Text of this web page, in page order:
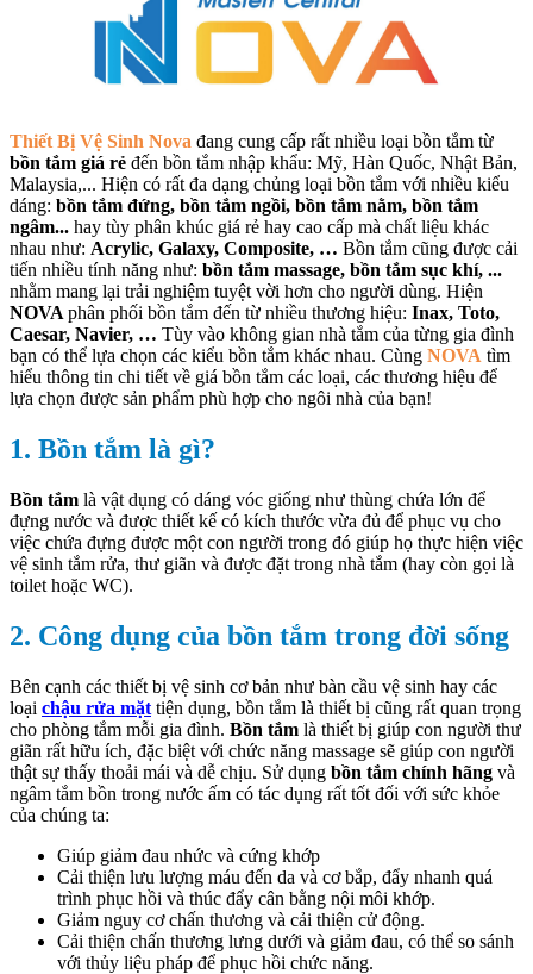
Thiết Bị Vệ Sinh Nova đang cung cấp rất nhiều loại bồn tắm từ
bồn tắm giá rẻ đến bồn tắm nhập khẩu: Mỹ, Hàn Quốc, Nhật Bản,
Malaysia,... Hiện có rất đa dạng chủng loại bồn tắm với nhiều kiểu
dáng: bồn tắm đứng, bồn tắm ngồi, bồn tắm nằm, bồn tắm
ngâm... hay tùy phân khúc giá rẻ hay cao cấp mà chất liệu khác
nhau như: Acrylic, Galaxy, Composite, … Bồn tắm cũng được cải
tiến nhiều tính năng như: bồn tắm massage, bồn tắm sục khí, ...
nhằm mang lại trải nghiệm tuyệt vời hơn cho người dùng. Hiện
NOVA phân phối bồn tắm đến từ nhiều thương hiệu: Inax, Toto,
Caesar, Navier, … Tùy vào không gian nhà tắm của từng gia đình
bạn có thể lựa chọn các kiểu bồn tắm khác nhau. Cùng NOVA tìm
hiểu thông tin chi tiết về giá bồn tắm các loại, các thương hiệu để
lựa chọn được sản phẩm phù hợp cho ngôi nhà của bạn!
1. Bồn tắm là gì?
Bồn tắm là vật dụng có dáng vóc giống như thùng chứa lớn để
đựng nước và được thiết kế có kích thước vừa đủ để phục vụ cho
việc chứa đựng được một con người trong đó giúp họ thực hiện việc
vệ sinh tắm rửa, thư giãn và được đặt trong nhà tắm (hay còn gọi là
toilet hoặc WC).
2. Công dụng của bồn tắm trong đời sống
Bên cạnh các thiết bị vệ sinh cơ bản như bàn cầu vệ sinh hay các
loại chậu rửa mặt tiện dụng, bồn tắm là thiết bị cũng rất quan trọng
cho phòng tắm mỗi gia đình. Bồn tắm là thiết bị giúp con người thư
giãn rất hữu ích, đặc biệt với chức năng massage sẽ giúp con người
thật sự thấy thoải mái và dễ chịu. Sử dụng bồn tắm chính hãng và
ngâm tắm bồn trong nước ấm có tác dụng rất tốt đối với sức khỏe
của chúng ta:
Giúp giảm đau nhức và cứng khớp
Cải thiện lưu lượng máu đến da và cơ bắp, đẩy nhanh quá
trình phục hồi và thúc đẩy cân bằng nội môi khớp.
Giảm nguy cơ chấn thương và cải thiện cử động.
Cải thiện chấn thương lưng dưới và giảm đau, có thể so sánh
với thủy liệu pháp để phục hồi chức năng.